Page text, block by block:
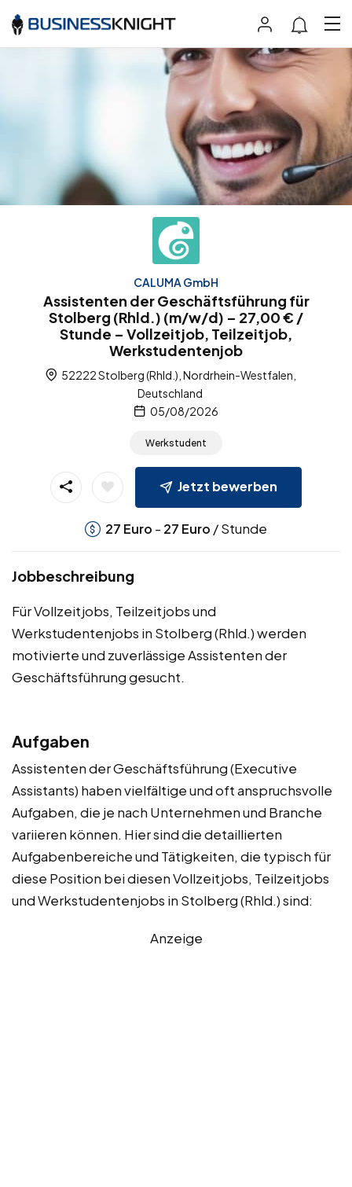
CALUMA GmbH
Assistenten der Geschäftsführung für
Stolberg (Rhld.) (m/w/d) – 27,00 € /
Stunde – Vollzeitjob, Teilzeitjob,
Werkstudentenjob
52222 Stolberg (Rhld.), Nordrhein-Westfalen,
Deutschland
05/08/2026
Werkstudent
Jetzt bewerben
27 Euro - 27 Euro / Stunde
Jobbeschreibung
Für Vollzeitjobs, Teilzeitjobs und
Werkstudentenjobs in Stolberg (Rhld.) werden
motivierte und zuverlässige Assistenten der
Geschäftsführung gesucht.
Aufgaben
Assistenten der Geschäftsführung (Executive
Assistants) haben vielfältige und oft anspruchsvolle
Aufgaben, die je nach Unternehmen und Branche
variieren können. Hier sind die detaillierten
Aufgabenbereiche und Tätigkeiten, die typisch für
diese Position bei diesen Vollzeitjobs, Teilzeitjobs
und Werkstudentenjobs in Stolberg (Rhld.) sind:
Anzeige